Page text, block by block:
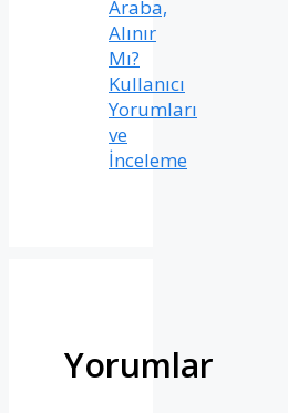
Araba,
Alınır
Mı?
Kullanıcı
Yorumları
ve
İnceleme
Yorumlar